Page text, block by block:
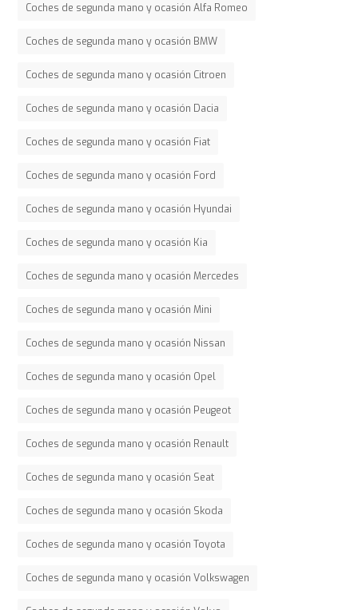
Coches de segunda mano y ocasión Alfa Romeo
Coches de segunda mano y ocasión BMW
Coches de segunda mano y ocasión Citroen
Coches de segunda mano y ocasión Dacia
Coches de segunda mano y ocasión Fiat
Coches de segunda mano y ocasión Ford
Coches de segunda mano y ocasión Hyundai
Coches de segunda mano y ocasión Kia
Coches de segunda mano y ocasión Mercedes
Coches de segunda mano y ocasión Mini
Coches de segunda mano y ocasión Nissan
Coches de segunda mano y ocasión Opel
Coches de segunda mano y ocasión Peugeot
Coches de segunda mano y ocasión Renault
Coches de segunda mano y ocasión Seat
Coches de segunda mano y ocasión Skoda
Coches de segunda mano y ocasión Toyota
Coches de segunda mano y ocasión Volkswagen